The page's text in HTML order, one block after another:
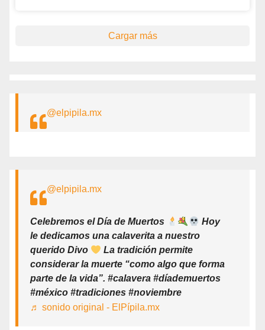
Cargar más
@elpipila.mx
@elpipila.mx
Celebremos el Día de Muertos
Hoy
le dedicamos una calaverita a nuestro
querido Divo
La tradición permite
considerar la muerte “como algo que forma
parte de la vida”. #calavera #díademuertos
#méxico #tradiciones #noviembre
♬ sonido original - ElPípila.mx